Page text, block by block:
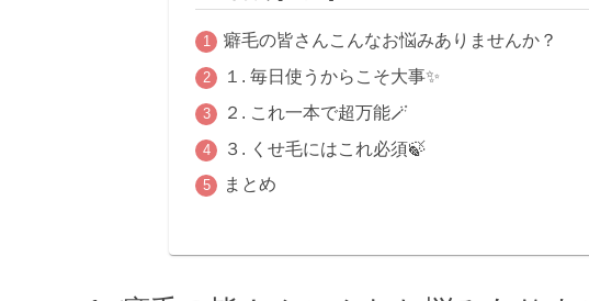
癖毛の皆さんこんなお悩みありませんか？
１. 毎日使うからこそ大事✨
２. これ一本で超万能🪄
３. くせ毛にはこれ必須🍃
まとめ